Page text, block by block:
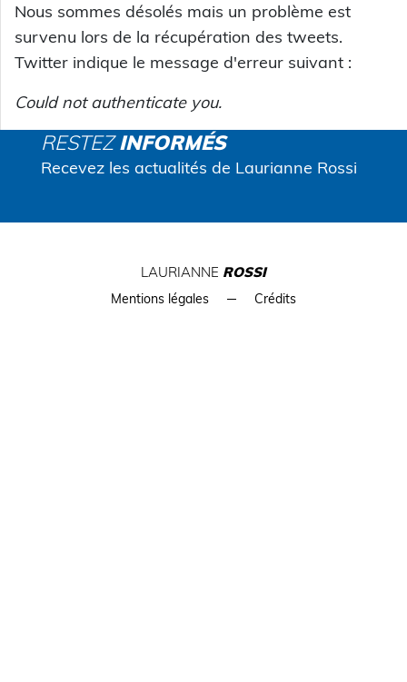
Nous sommes désolés mais un problème est
survenu lors de la récupération des tweets.
Twitter indique le message d'erreur suivant :
Could not authenticate you.
RESTEZINFORMÉS
Recevez les actualités de Laurianne Rossi
LAURIANNE ROSSI
Mentions légales Crédits